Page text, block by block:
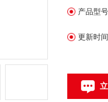
产品型号
更新时间